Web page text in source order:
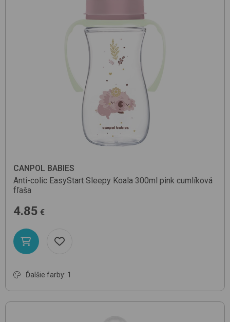
CANPOL BABIES
Anti-colic EasyStart Sleepy Koala 300ml pink cumlíková
fľaša
4.85 €
Ďalšie farby: 1